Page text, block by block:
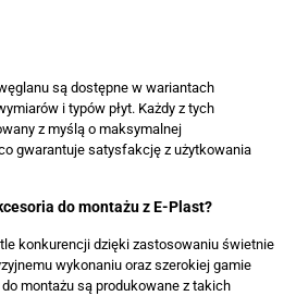
są dostępne w wariantach
i typów płyt. Każdy z tych
z myślą o maksymalnej
gwarantuje satysfakcję z użytkowania
do montażu z E-Plast?
konkurencji dzięki zastosowaniu świetnie
wykonaniu oraz szerokiej gamie
montażu są produkowane z takich